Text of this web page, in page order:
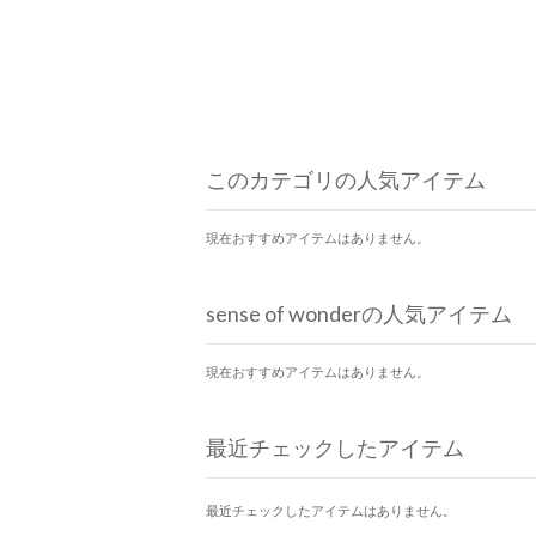
このカテゴリの人気アイテム
現在おすすめアイテムはありません。
sense of wonderの人気アイテム
現在おすすめアイテムはありません。
最近チェックしたアイテム
最近チェックしたアイテムはありません。